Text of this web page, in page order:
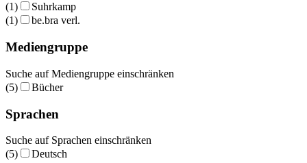
(1)
Suhrkamp
(1)
be.bra verl.
Mediengruppe
Suche auf Mediengruppe einschränken
(5)
Bücher
Sprachen
Suche auf Sprachen einschränken
(5)
Deutsch